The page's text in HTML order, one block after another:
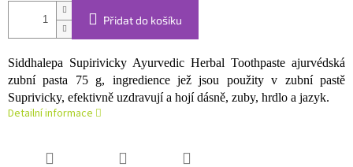
Přidat do košíku
Siddhalepa Supirivicky Ayurvedic Herbal Toothpaste ajurvédská
zubní pasta 75 g, ingredience jež jsou použity v zubní pastě
Suprivicky, efektivně uzdravují a hojí dásně, zuby, hrdlo a jazyk.
Detailní informace